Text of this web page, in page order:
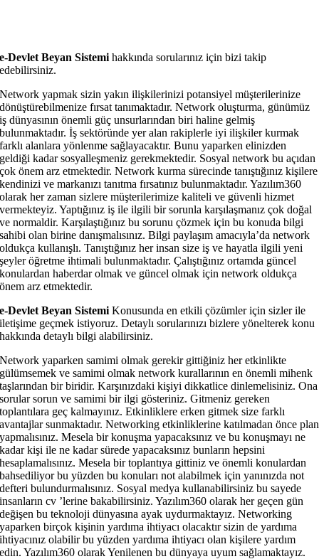
e-Devlet Beyan Sistemihakkında sorularınız için bizi takip
edebilirsiniz.
Network yapmak sizin yakın ilişkilerinizi potansiyel müşterilerinize
dönüştürebilmenize fırsat tanımaktadır. Network oluşturma, günümüz
iş dünyasının önemli güç unsurlarından biri haline gelmiş
bulunmaktadır. İş sektöründe yer alan rakiplerle iyi ilişkiler kurmak
farklı alanlara yönlenme sağlayacaktır. Bunu yaparken elinizden
geldiği kadar sosyalleşmeniz gerekmektedir. Sosyal network bu açıdan
çok önem arz etmektedir. Network kurma sürecinde tanıştığınız kişilere
kendinizi ve markanızı tanıtma fırsatınız bulunmaktadır. Yazılım360
olarak her zaman sizlere müşterilerimize kaliteli ve güvenli hizmet
vermekteyiz. Yaptığınız iş ile ilgili bir sorunla karşılaşmanız çok doğal
ve normaldir. Karşılaştığınız bu sorunu çözmek için bu konuda bilgi
sahibi olan birine danışmalısınız. Bilgi paylaşım amacıyla’da network
oldukça kullanışlı. Tanıştığınız her insan size iş ve hayatla ilgili yeni
şeyler öğretme ihtimali bulunmaktadır. Çalıştığınız ortamda güncel
konulardan haberdar olmak ve güncel olmak için network oldukça
önem arz etmektedir.
e-Devlet Beyan Sistemi Konusunda en etkili çözümler için sizler ile
iletişime geçmek istiyoruz. Detaylı sorularınızı bizlere yönelterek konu
hakkında detaylı bilgi alabilirsiniz.
Network yaparken samimi olmak gerekir gittiğiniz her etkinlikte
gülümsemek ve samimi olmak network kurallarının en önemli mihenk
taşlarından bir biridir. Karşınızdaki kişiyi dikkatlice dinlemelisiniz. Ona
sorular sorun ve samimi bir ilgi gösteriniz. Gitmeniz gereken
toplantılara geç kalmayınız. Etkinliklere erken gitmek size farklı
avantajlar sunmaktadır. Networking etkinliklerine katılmadan önce plan
yapmalısınız. Mesela bir konuşma yapacaksınız ve bu konuşmayı ne
kadar kişi ile ne kadar sürede yapacaksınız bunların hepsini
hesaplamalısınız. Mesela bir toplantıya gittiniz ve önemli konulardan
bahsediliyor bu yüzden bu konuları not alabilmek için yanınızda not
defteri bulundurmalısınız. Sosyal medya kullanabilirsiniz bu sayede
insanların cv ’lerine bakabilirsiniz. Yazılım360 olarak her geçen gün
değişen bu teknoloji dünyasına ayak uydurmaktayız. Networking
yaparken birçok kişinin yardıma ihtiyacı olacaktır sizin de yardıma
ihtiyacınız olabilir bu yüzden yardıma ihtiyacı olan kişilere yardım
edin. Yazılım360 olarak Yenilenen bu dünyaya uyum sağlamaktayız.